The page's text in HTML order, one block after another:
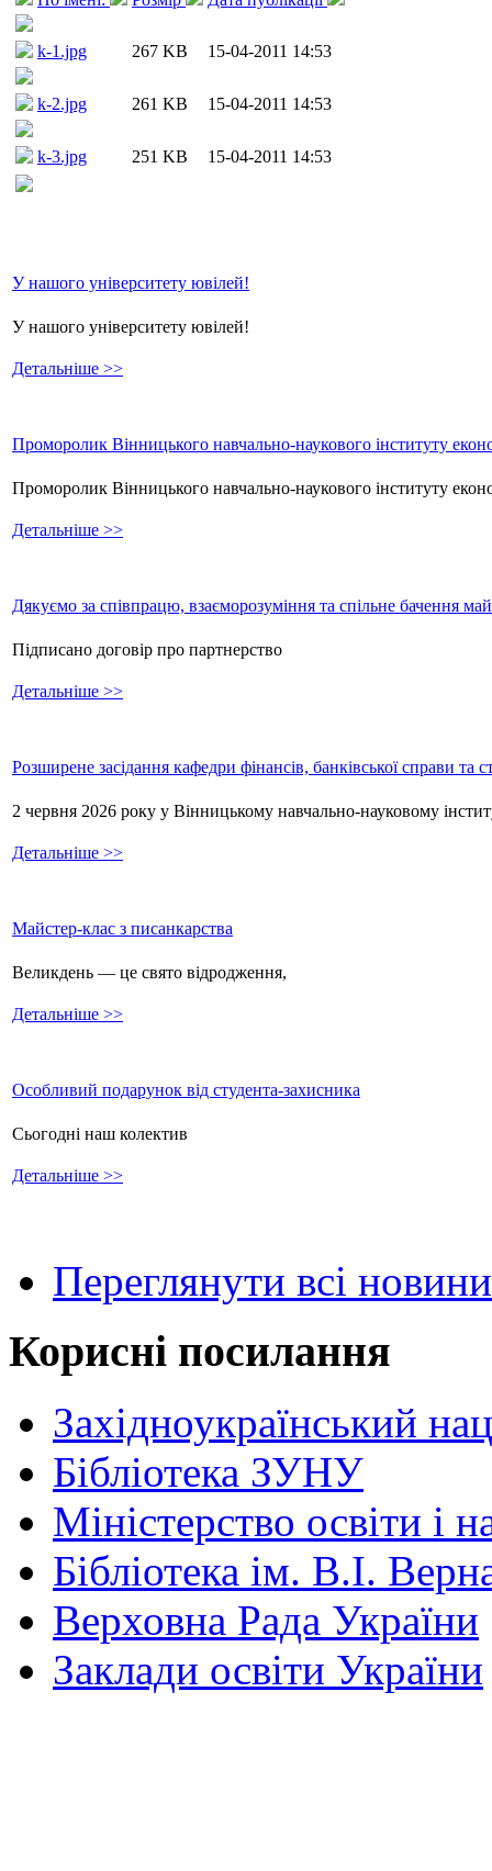
k-1.jpg 267 KB 15-04-2011 14:53
k-2.jpg 261 KB 15-04-2011 14:53
k-3.jpg 251 KB 15-04-2011 14:53
У нашого університету ювілей!
У нашого університету ювілей!
Детальніше >>
Проморолик Вінницького навчально-наукового інституту
Проморолик Вінницького навчально-наукового інституту
Детальніше >>
Дякуємо за співпрацю, взаєморозуміння та спільне бачення
Підписано договір про партнерство
Детальніше >>
Розширене засідання кафедри фінансів, банківської справи та
2 червня 2026 року у Вінницькому навчально-науковому
Детальніше >>
Майстер-клас з писанкарства
Великдень — це свято відродження,
Детальніше >>
Особливий подарунок від студента-захисника
Сьогодні наш колектив
Детальніше >>
Переглянути всі новини
Корисні посилання
Західноукраїнський
Бібліотека ЗУНУ
Міністерство освіти і
Бібліотека ім. В.І.
Верховна Рада України
Заклади освіти України